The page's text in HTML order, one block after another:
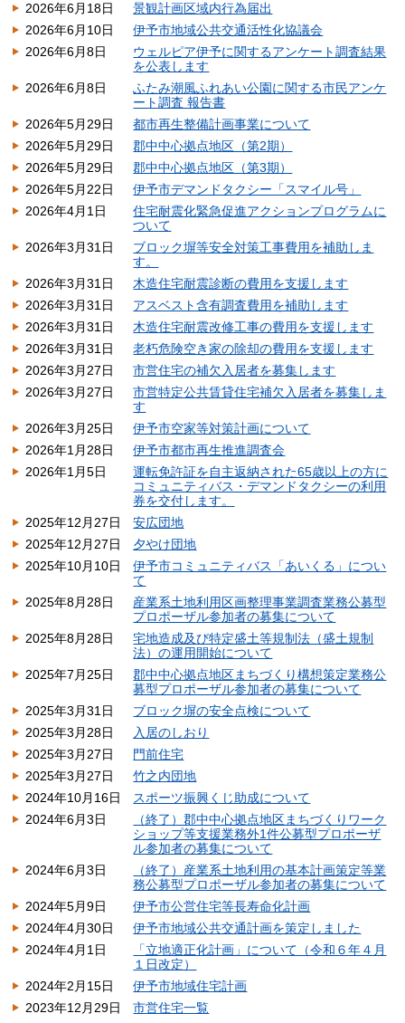
2026年6月18日
景観計画区域内行為届出
2026年6月10日
伊予市地域公共交通活性化協議会
2026年6月8日
ウェルピア伊予に関するアンケート調査結果
を公表します
2026年6月8日
ふたみ潮風ふれあい公園に関する市民アンケ
ート調査 報告書
2026年5月29日
都市再生整備計画事業について
2026年5月29日
郡中中心拠点地区（第2期）
2026年5月29日
郡中中心拠点地区（第3期）
2026年5月22日
伊予市デマンドタクシー「スマイル号」
2026年4月1日
住宅耐震化緊急促進アクションプログラムに
ついて
2026年3月31日
ブロック塀等安全対策工事費用を補助しま
す。
2026年3月31日
木造住宅耐震診断の費用を支援します
2026年3月31日
アスベスト含有調査費用を補助します
2026年3月31日
木造住宅耐震改修工事の費用を支援します
2026年3月31日
老朽危険空き家の除却の費用を支援します
2026年3月27日
市営住宅の補欠入居者を募集します
2026年3月27日
市営特定公共賃貸住宅補欠入居者を募集しま
す
2026年3月25日
伊予市空家等対策計画について
2026年1月28日
伊予市都市再生推進調査会
2026年1月5日
運転免許証を自主返納された65歳以上の方に
コミュニティバス・デマンドタクシーの利用
券を交付します。
2025年12月27日
安広団地
2025年12月27日
夕やけ団地
2025年10月10日
伊予市コミュニティバス「あいくる」につい
て
2025年8月28日
産業系土地利用区画整理事業調査業務公募型
プロポーザル参加者の募集について
2025年8月28日
宅地造成及び特定盛土等規制法（盛土規制
法）の運用開始について
2025年7月25日
郡中中心拠点地区まちづくり構想策定業務公
募型プロポーザル参加者の募集について
2025年3月31日
ブロック塀の安全点検について
2025年3月28日
入居のしおり
2025年3月27日
門前住宅
2025年3月27日
竹之内団地
2024年10月16日
スポーツ振興くじ助成について
2024年6月3日
（終了）郡中中心拠点地区まちづくりワーク
ショップ等支援業務外1件公募型プロポーザ
ル参加者の募集について
2024年6月3日
（終了）産業系土地利用の基本計画策定等業
務公募型プロポーザル参加者の募集について
2024年5月9日
伊予市公営住宅等長寿命化計画
2024年4月30日
伊予市地域公共交通計画を策定しました
2024年4月1日
「立地適正化計画」について（令和６年４月
１日改定）
2024年2月15日
伊予市地域住宅計画
2023年12月29日
市営住宅一覧